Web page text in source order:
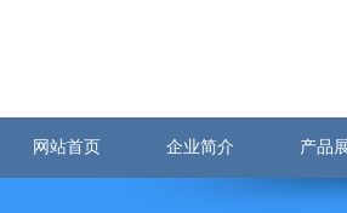
网站首页 企业简介 产品